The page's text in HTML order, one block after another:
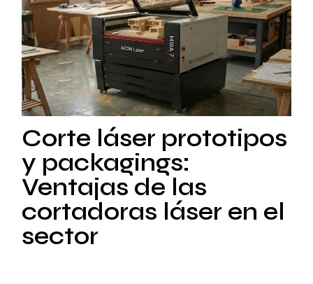
Corte láser prototipos
y packagings:
Ventajas de las
cortadoras láser en el
sector